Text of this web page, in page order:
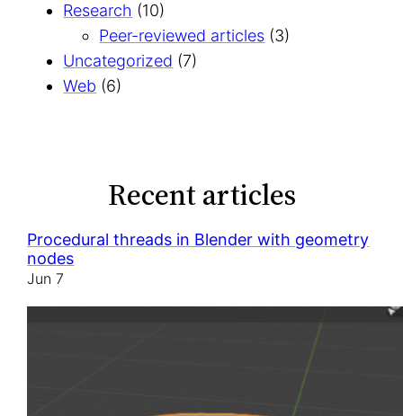
Research (10)
Peer-reviewed articles (3)
Uncategorized (7)
Web (6)
Recent articles
Procedural threads in Blender with geometry
nodes
Jun 7